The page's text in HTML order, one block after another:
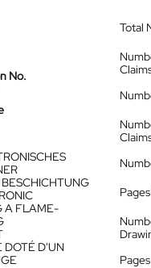
No.
A FLAME-
DOTÉ D'UN
Total